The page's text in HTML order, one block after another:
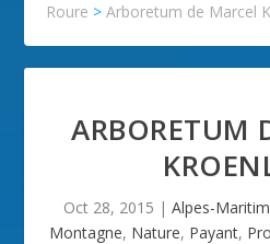
Roure >Arboretum de Marcel
ARBORETUM
Oct 28, 2015 | Alpes-
Montagne, Nature, Payant,